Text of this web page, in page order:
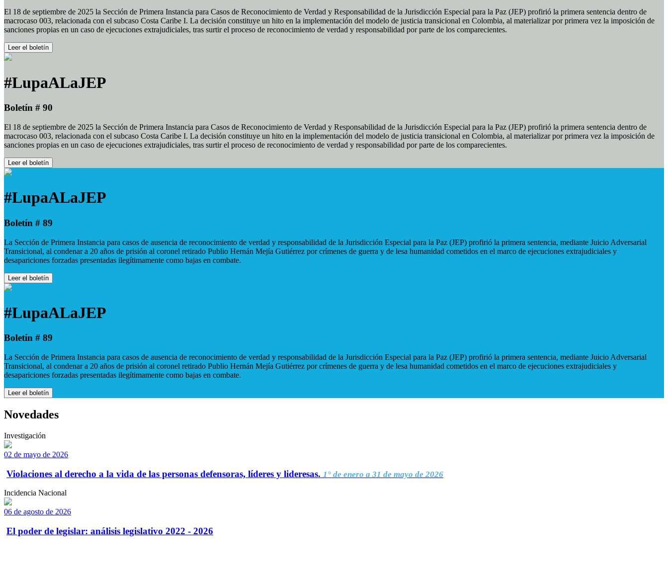
El 18 de septiembre de 2025 la Sección de Primera Instancia para Casos de Reconocimiento de Verdad y Responsabilidad de la Jurisdicción Especial para la Paz (JEP) profirió la primera sentencia dentro de
macrocaso 003, relacionada con el subcaso Costa Caribe I. La decisión constituye un hito en la implementación del modelo de justicia transicional en Colombia, al materializar por primera vez la imposición de
sanciones propias en un caso de ejecuciones extrajudiciales, tras surtir el proceso de reconocimiento de verdad y responsabilidad por parte de los comparecientes.
Leer el boletín
#LupaALaJEP
Boletín # 90
El 18 de septiembre de 2025 la Sección de Primera Instancia para Casos de Reconocimiento de Verdad y Responsabilidad de la Jurisdicción Especial para la Paz (JEP) profirió la primera sentencia dentro de
macrocaso 003, relacionada con el subcaso Costa Caribe I. La decisión constituye un hito en la implementación del modelo de justicia transicional en Colombia, al materializar por primera vez la imposición de
sanciones propias en un caso de ejecuciones extrajudiciales, tras surtir el proceso de reconocimiento de verdad y responsabilidad por parte de los comparecientes.
Leer el boletín
#LupaALaJEP
Boletín # 89
La Sección de Primera Instancia para casos de ausencia de reconocimiento de verdad y responsabilidad de la Jurisdicción Especial para la Paz (JEP) profirió la primera sentencia, mediante Juicio Adversarial
Transicional, al condenar a 20 años de prisión al coronel retirado Publio Hernán Mejía Gutiérrez por crímenes de guerra y de lesa humanidad cometidos en el marco de ejecuciones extrajudiciales y
desapariciones forzadas presentadas ilegítimamente como bajas en combate.
Leer el boletín
#LupaALaJEP
Boletín # 89
La Sección de Primera Instancia para casos de ausencia de reconocimiento de verdad y responsabilidad de la Jurisdicción Especial para la Paz (JEP) profirió la primera sentencia, mediante Juicio Adversarial
Transicional, al condenar a 20 años de prisión al coronel retirado Publio Hernán Mejía Gutiérrez por crímenes de guerra y de lesa humanidad cometidos en el marco de ejecuciones extrajudiciales y
desapariciones forzadas presentadas ilegítimamente como bajas en combate.
Leer el boletín
Novedades
Investigación
02 de mayo de 2026
Violaciones al derecho a la vida de las personas defensoras, líderes y lideresas. 1° de enero a 31 de mayo de 2026
Incidencia Nacional
06 de agosto de 2026
El poder de legislar: análisis legislativo 2022 - 2026